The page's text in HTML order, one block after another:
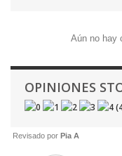
Aún no hay
OPINIONES
(
Revisado por Pia A